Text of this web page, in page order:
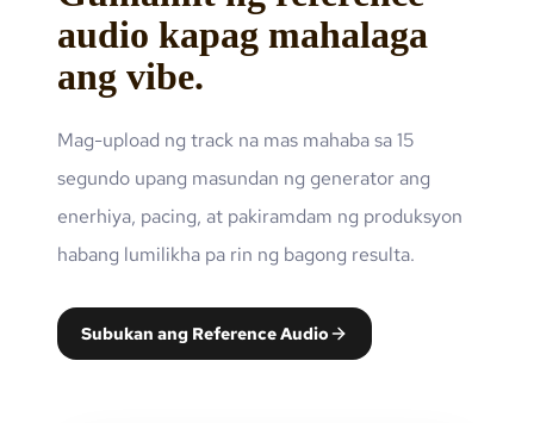
audio kapag mahalaga
ang vibe.
Mag-upload ng track na mas mahaba sa 15
segundo upang masundan ng generator ang
enerhiya, pacing, at pakiramdam ng produksyon
habang lumilikha pa rin ng bagong resulta.
Subukan ang Reference Audio